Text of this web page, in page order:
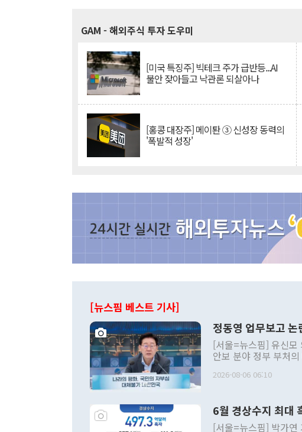
GAM - 해외주식 투자 도우미
[미국 특징주] 빅테크 주가 급반등...AI
불안 잦아들고 낙관론 되살아나
[홍콩 대장주] 메이퇀 ③ 신성장 동력의
'폭발적 성장'
[뉴스핌 베스트 기사]
정동영 업무보고 논
[서울=뉴스핌] 유신모
안보 분야 정부 부처
발언 중에는 정부 내
주의적 희망에 근거한
관의 대북 정책 관련
2026-08-06 06:10
6월 경상수지 최대
[서울=뉴스핌] 박가연